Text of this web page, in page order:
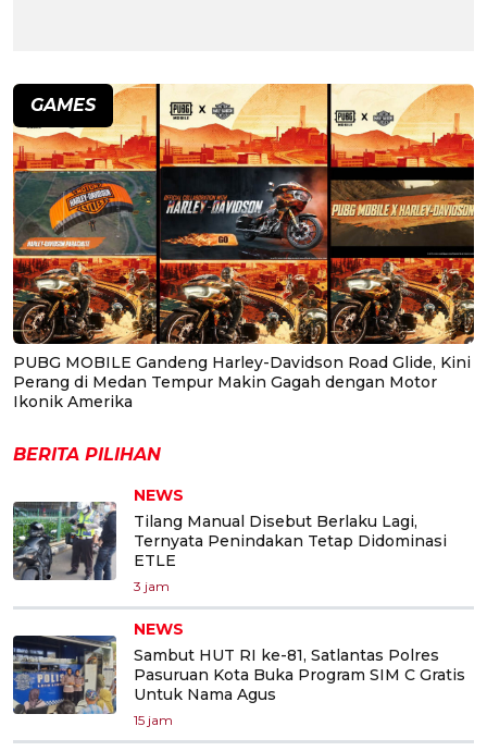
GAMES
PUBG MOBILE Gandeng Harley-Davidson Road Glide, Kini
Perang di Medan Tempur Makin Gagah dengan Motor
Ikonik Amerika
BERITA PILIHAN
NEWS
Tilang Manual Disebut Berlaku Lagi,
Ternyata Penindakan Tetap Didominasi
ETLE
3 jam
NEWS
Sambut HUT RI ke-81, Satlantas Polres
Pasuruan Kota Buka Program SIM C Gratis
Untuk Nama Agus
15 jam